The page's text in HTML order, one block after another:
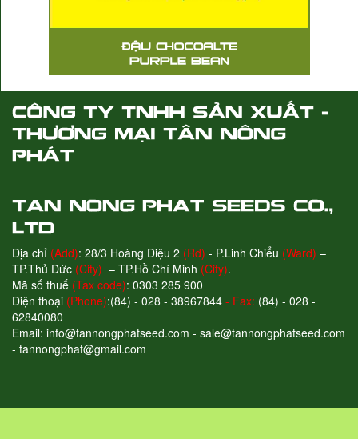
Địa chỉ (Add): 28/3 Hoàng Diệu 2 (Rd) - P.Linh Chiểu (Ward) –
TP.Thủ Đức (City) – TP.Hồ Chí Minh (City).
Mã số thuế (Tax code): 0303 285 900
Điện thoại (Phone):(84) - 028 - 38967844 - Fax: (84) - 028 -
62840080
Email: info@tannongphatseed.com - sale@tannongphatseed.com
- tannongphat@gmail.com